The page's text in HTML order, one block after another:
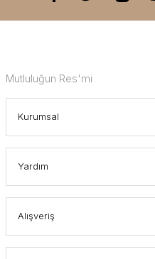
Mutluluğun Res'mi
Kurumsal
Yardım
Alışveriş